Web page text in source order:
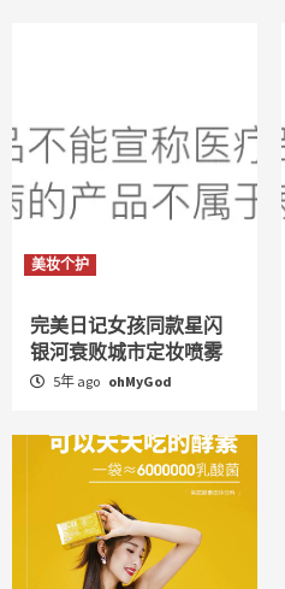
美妆个护
完美日记女孩同款星闪
银河衰败城市定妆喷雾
5年 ago ohMyGod